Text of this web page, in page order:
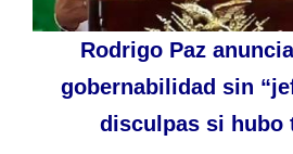
Rodrigo Paz
gobernabilidad sin
disculpas si hubo